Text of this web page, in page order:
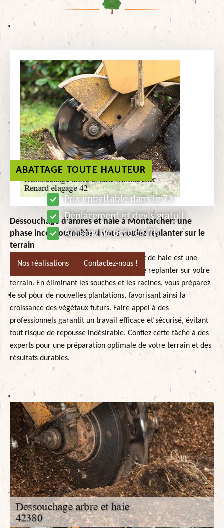
ABATTAGE TOUTE HAUTEUR
Prix imbattable dans le 73
Déplacement et devis gratuit
Artisans de père en fils
Nos réalisations Contactez-nous !
Dessouchage d'arbres et haie à Montarcher: une
phase incontournable si vous voulez replanter sur le
terrain
À Montarcher, le dessouchage d'arbres et de haie est une
étape incontournable si vous envisagez de replanter sur votre
terrain. En éliminant les souches et les racines, vous préparez
le sol pour de nouvelles plantations, favorisant ainsi la
croissance des végétaux futurs. Faire appel à des
professionnels garantit un travail efficace et sécurisé, évitant
tout risque de repousse indésirable. Confiez cette tâche à des
experts pour une préparation optimale de votre terrain et des
résultats durables.